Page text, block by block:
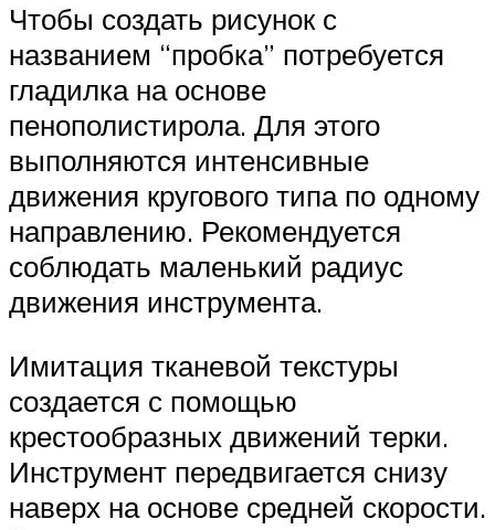
Чтобы создать рисунок с
названием “пробка” потребуется
гладилка на основе
пенополистирола. Для этого
выполняются интенсивные
движения кругового типа по одному
направлению. Рекомендуется
соблюдать маленький радиус
движения инструмента.
Имитация тканевой текстуры
создается с помощью
крестообразных движений терки.
Инструмент передвигается снизу
наверх на основе средней скорости.